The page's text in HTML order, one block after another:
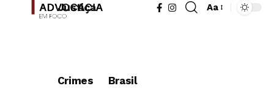
Justiça
Crimes Brasil
Aa